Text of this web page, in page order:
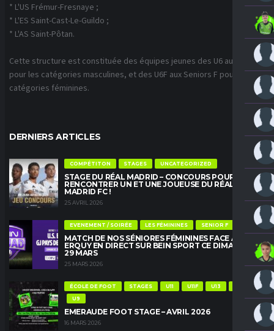
* L'US Frémur-Fresnaye ;
* L'ES Saint-Cast-Le-Guildo ;
* L'AS Saint-Pôtan.
Cette structure est constituée des équipes jeunes des U6 aux U18
pour les catégories masculines, et des U6F aux Seniors F pour les
catégories féminines.
DERNIERS ARTICLES
COMPÉTITON STAGES UNCATEGORIZED
STAGE DU RÉAL MADRID – CONCOURS POUR
RENCONTRER UN ET UNE JOUEUSE DU RÉAL
MADRID FC !
25 AVRIL 2026
EVENEMENT / SOIRÉE LES FÉMININES SENIOR F
MATCH DE NOS SÉNIORES FÉMININES FACE À
ERQUY EN DIRECT SUR BEIN SPORT CE DIMANCHE
29 MARS
25 MARS 2026
ÉCOLE DE FOOT STAGES U11 U11F U13
U9
EMERAUDE FOOT STAGE – AVRIL 2026
16 MARS 2026